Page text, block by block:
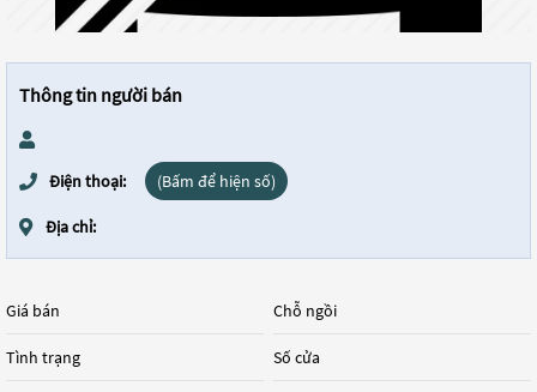
Thông tin người bán
Điện thoại: (Bấm để hiện số)
Địa chỉ:
Giá bán
Tình trạng
Chỗ ngồi
Số cửa